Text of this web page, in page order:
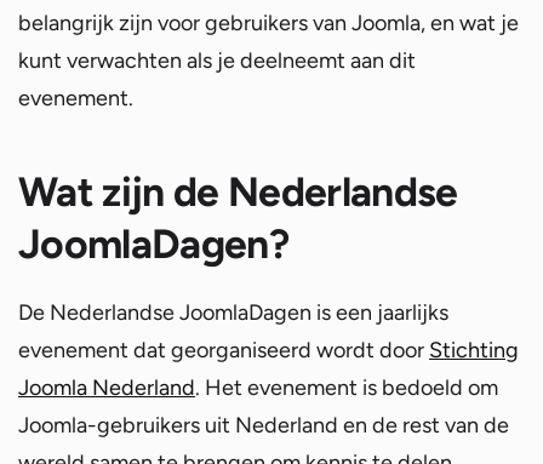
belangrijk zijn voor gebruikers van Joomla, en wat je
kunt verwachten als je deelneemt aan dit
evenement.
Wat zijn de Nederlandse
JoomlaDagen?
De Nederlandse JoomlaDagen is een jaarlijks
evenement dat georganiseerd wordt door Stichting
Joomla Nederland. Het evenement is bedoeld om
Joomla-gebruikers uit Nederland en de rest van de